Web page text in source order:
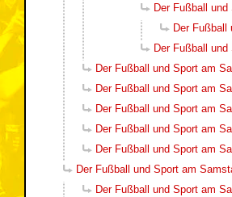
Der Fußball
Der Fußball
Der Fußball
Der Fußball und Sport am
Der Fußball und Sport am
Der Fußball und Sport am
Der Fußball und Sport am
Der Fußball und Sport am
Der Fußball und Sport am
Der Fußball und Sport am